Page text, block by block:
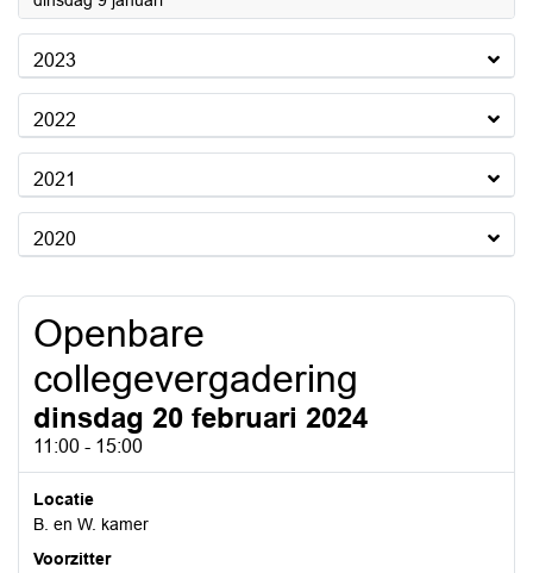
2023
2022
2021
2020
Openbare
collegevergadering
dinsdag 20 februari 2024
11:00 - 15:00
Locatie
B. en W. kamer
Voorzitter